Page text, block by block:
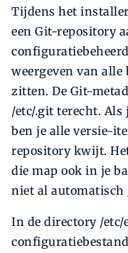
Tijdens het
een Git-repository
weergeven van
zitten. De Git-
/etc/.git terecht.
ben je alle versie-
repository kwijt.
die map ook in je
niet al auto­matisch
In de directory /etc/